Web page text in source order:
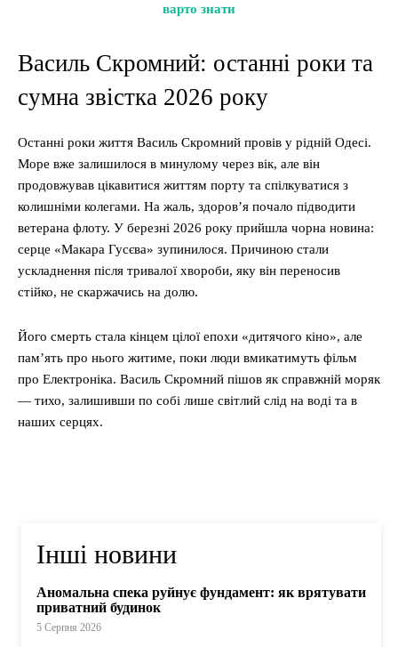
варто знати
Василь Скромний: останні роки та
сумна звістка 2026 року
Останні роки життя Василь Скромний провів у рідній Одесі.
Море вже залишилося в минулому через вік, але він
продовжував цікавитися життям порту та спілкуватися з
колишніми колегами. На жаль, здоров’я почало підводити
ветерана флоту. У березні 2026 року прийшла чорна новина:
серце «Макара Гусєва» зупинилося. Причиною стали
ускладнення після тривалої хвороби, яку він переносив
стійко, не скаржачись на долю.
Його смерть стала кінцем цілої епохи «дитячого кіно», але
пам’ять про нього житиме, поки люди вмикатимуть фільм
про Електроніка. Василь Скромний пішов як справжній моряк
— тихо, залишивши по собі лише світлий слід на воді та в
наших серцях.
Інші новини
Аномальна спека руйнує фундамент: як врятувати
приватний будинок
5 Серпня 2026